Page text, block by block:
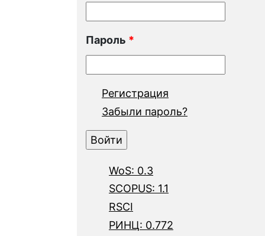
Пароль *
Регистрация
Забыли пароль?
WoS: 0.3
SCOPUS: 1.1
RSCI
РИНЦ: 0.772